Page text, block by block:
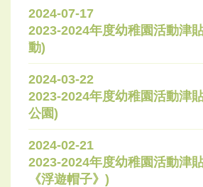
2024-07-17
2023-2024年度幼稚園活動津
動)
2024-03-22
2023-2024年度幼稚園活動津
公園)
2024-02-21
2023-2024年度幼稚園活動津
《浮遊帽子》)